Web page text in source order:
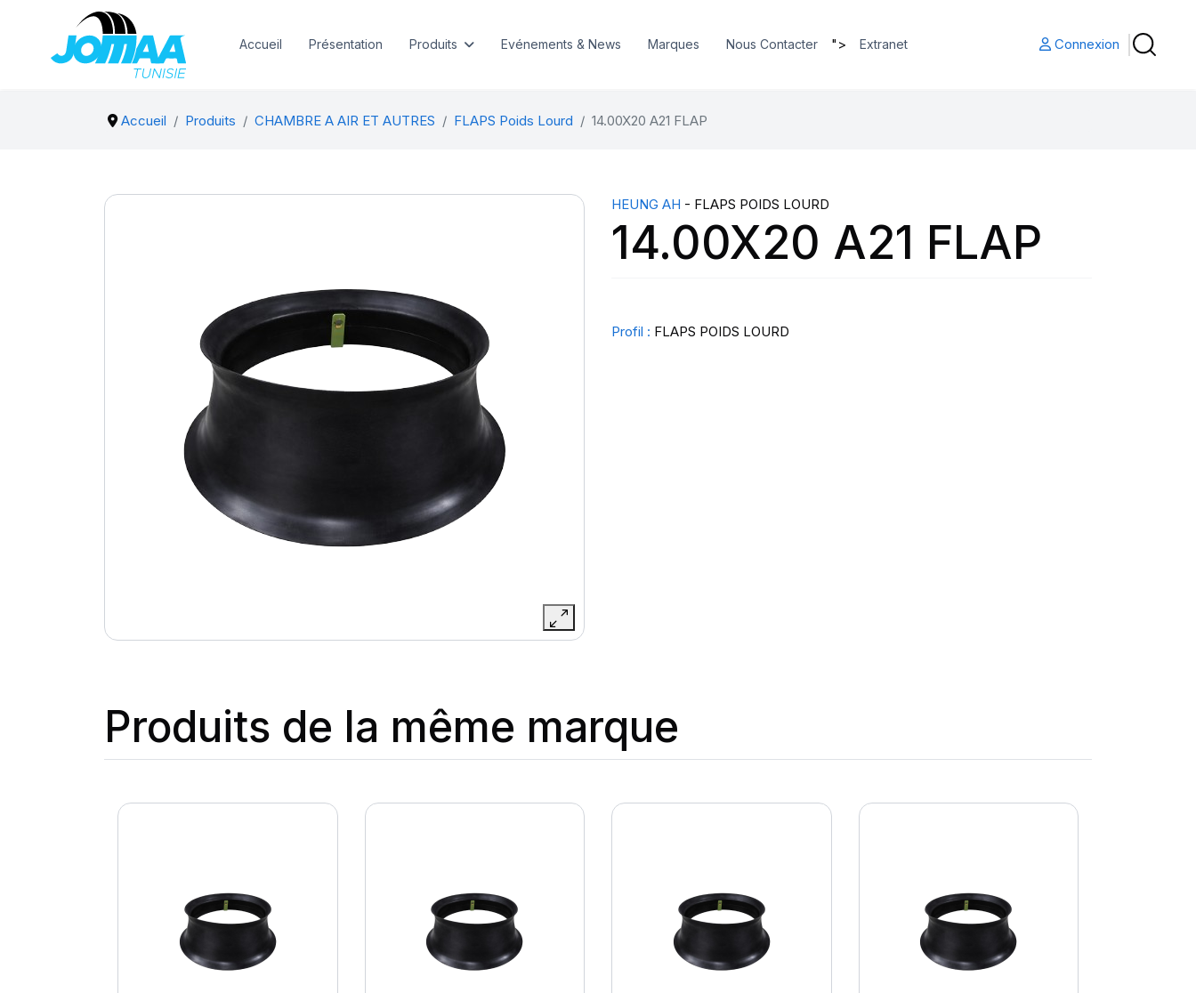
Accueil Présentation Produits Evénements & News Marques Nous Contacter "> Extranet Connexion
Accueil Produits CHAMBRE A AIR ET AUTRES FLAPS Poids Lourd 14.00X20 A21 FLAP
HEUNG AH - FLAPS POIDS LOURD
14.00X20 A21 FLAP
Profil : FLAPS POIDS LOURD
Produits de la même marque